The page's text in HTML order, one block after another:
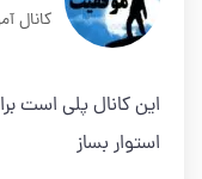
کانال
این کانال پلی است
استوار بساز